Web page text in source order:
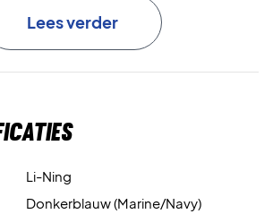
veld!
Lees verder
Li-Ning
Donkerblauw (Marine/Navy)